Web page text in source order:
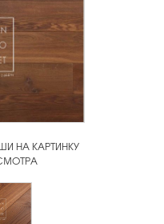
НА КАРТИНКУ